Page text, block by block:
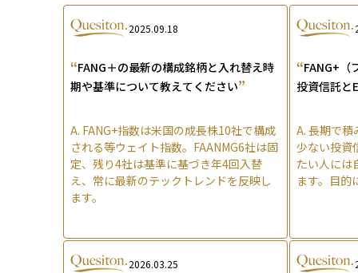
2025.09.18
“FANG＋の最新の構成銘柄と入れ替え時
期や基準について教えてください”
A. FANG+指数は米国の成長株10社で構成
される等ウェイト指数。FAANMG6社は固
定、残り4社は基準に基づき年4回入替
え、常に最新のテックトレンドを反映し
ます。
“FANG+（
投資信託と
A. 長期で積
少ない投資
たい人には
ます。目的
2026.03.25